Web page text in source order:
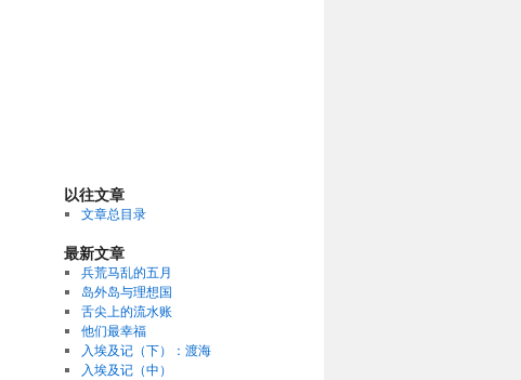
以往文章
文章总目录
最新文章
兵荒马乱的五月
岛外岛与理想国
舌尖上的流水账
他们最幸福
入埃及记（下）：渡海
入埃及记（中）